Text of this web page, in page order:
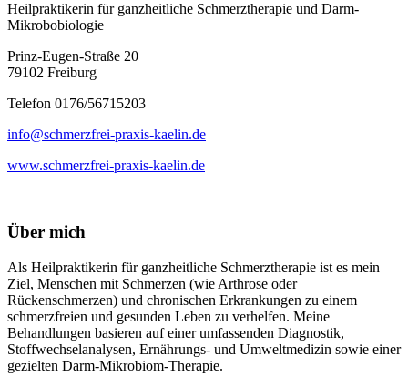
Heilpraktikerin für ganzheitliche Schmerztherapie und Darm-
Mikrobobiologie
Prinz-Eugen-Straße 20
79102 Freiburg
Telefon 0176/56715203
info@schmerzfrei-praxis-kaelin.de
www.schmerzfrei-praxis-kaelin.de
Über mich
Als Heilpraktikerin für ganzheitliche Schmerztherapie ist es mein
Ziel, Menschen mit Schmerzen (wie Arthrose oder
Rückenschmerzen) und chronischen Erkrankungen zu einem
schmerzfreien und gesunden Leben zu verhelfen. Meine
Behandlungen basieren auf einer umfassenden Diagnostik,
Stoffwechselanalysen, Ernährungs- und Umweltmedizin sowie einer
gezielten Darm-Mikrobiom-Therapie.